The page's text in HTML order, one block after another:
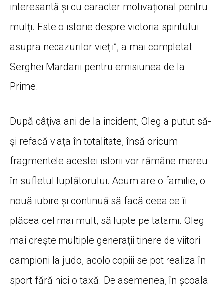
interesantă și cu caracter motivațional pentru
mulți. Este o istorie despre victoria spiritului
asupra necazurilor vieții”, a mai completat
Serghei Mardarii pentru emisiunea de la
Prime.
După câțiva ani de la incident, Oleg a putut să-
și refacă viața în totalitate, însă oricum
fragmentele acestei istorii vor rămâne mereu
în sufletul luptătorului. Acum are o familie, o
nouă iubire și continuă să facă ceea ce îi
plăcea cel mai mult, să lupte pe tatami. Oleg
mai crește multiple generații tinere de viitori
campioni la judo, acolo copiii se pot realiza în
sport fără nici o taxă. De asemenea, în școala